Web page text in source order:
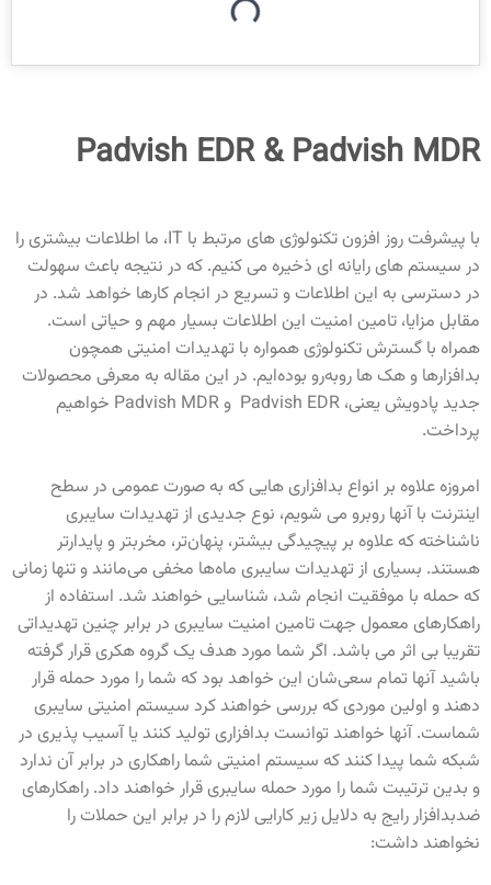
Padvish EDR & Padvish MDR
با پیشرفت روز افزون تکنولوژی های مرتبط با IT، ما اطلاعات بیشتری را
در سیستم های رایانه ای ذخیره می کنیم. که در نتیجه باعث سهولت
در دسترسی به این اطلاعات و تسریع در انجام کارها خواهد شد. در
مقابل مزایا، تامین امنیت این اطلاعات بسیار مهم و حیاتی است.
همراه با گسترش تکنولوژی همواره با تهدیدات امنیتی همچون
بدافزارها و هک ها روبه‌رو بوده‌ایم. در این مقاله به معرفی محصولات
جدید پادویش یعنی، Padvish EDR و Padvish MDR خواهیم
پرداخت.
امروزه علاوه بر انواع بدافزاری هایی که به صورت عمومی در سطح
اینترنت با آنها روبرو می شویم، نوع جدیدی از تهدیدات سایبری
ناشناخته که علاوه بر پیچیدگی بیشتر، پنهان‌تر، مخربتر و پایدارتر
هستند. بسیاری از تهدیدات سایبری ماه‌ها مخفی می‌‌مانند و تنها زمانی
که حمله با موفقیت انجام شد، شناسایی خواهند شد. استفاده از
راهکارهای معمول جهت تامین امنیت سایبری در برابر چنین تهدیداتی
تقریبا بی اثر می باشد. اگر شما مورد هدف یک گروه هکری قرار گرفته
باشید آنها تمام سعی‌شان این خواهد بود که شما را مورد حمله قرار
دهند و اولین موردی که بررسی خواهند کرد سیستم امنیتی سایبری
شماست. آنها خواهند توانست بدافزاری تولید کنند یا آسیب پذیری در
شبکه شما پیدا کنند که سیستم امنیتی شما راهکاری در برابر آن ندارد
و بدین ترتیبت شما را مورد حمله سایبری قرار خواهند داد. راهکارهای
ضدبدافزار رایج به دلایل زیر کارایی لازم را در برابر این حملات را
نخواهند داشت: